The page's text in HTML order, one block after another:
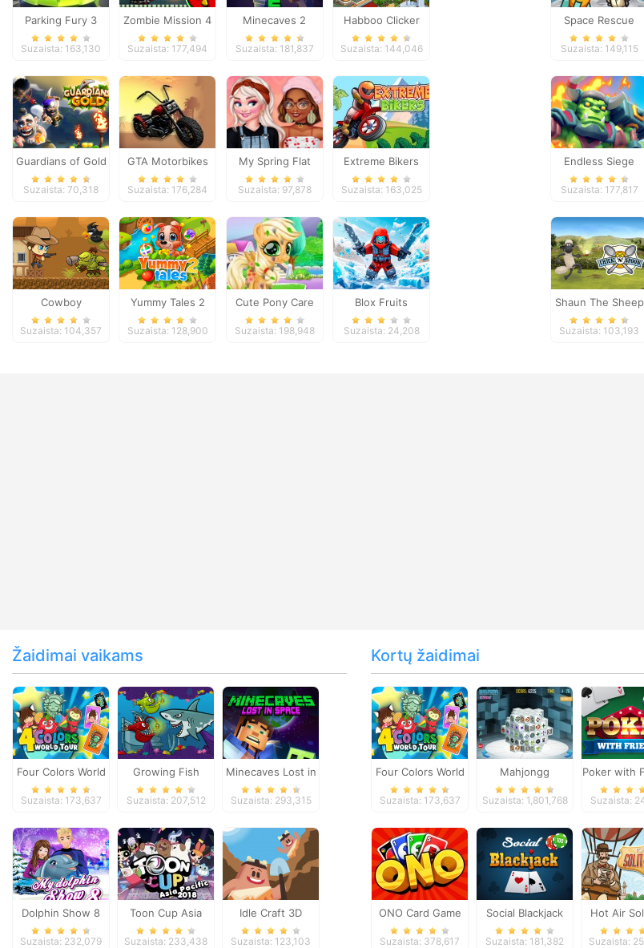
Parking Fury 3
Suzaista: 163,130
Zombie Mission 4
Suzaista: 177,494
Minecaves 2
Suzaista: 181,837
Habboo Clicker
Suzaista: 144,046
Guardians of Gold
Suzaista: 70,318
GTA Motorbikes
Suzaista: 176,284
My Spring Flat
Shoes Design
Suzaista: 97,878
Extreme Bikers
Suzaista: 163,025
Cowboy
Adventures
Suzaista: 104,357
Yummy Tales 2
Suzaista: 128,900
Cute Pony Care
Suzaista: 198,948
Blox Fruits
Suzaista: 24,208
Space Rescue
Suzaista: 149,115
Endless Siege
Suzaista: 177,817
Shaun The Sheep
Chick n Spoon
Suzaista: 103,193
Žaidimai vaikams
Four Colors World
Tour
Suzaista: 173,637
Growing Fish
Suzaista: 207,512
Minecaves Lost in
Space
Suzaista: 293,315
Dolphin Show 8
Suzaista: 232,079
Toon Cup Asia
Pacific 2018
Suzaista: 233,438
Idle Craft 3D
Suzaista: 123,103
Kortų žaidimai
Four Colors World
Tour
Suzaista: 173,637
Mahjongg
Dimensions
Suzaista: 1,801,768
Poker with
Suzaista:
ONO Card Game
Suzaista: 378,617
Social Blackjack
Suzaista: 181,382
Hot Air
Suzaista: